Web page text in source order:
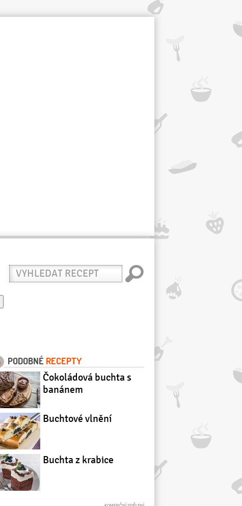
Vyhledat
recept
PODOBNÉ RECEPTY
Čokoládová buchta s
banánem
Buchtové vlnění
Buchta z krabice